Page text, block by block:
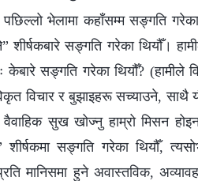
पछिल्लो भेलामा कहाँसम्म सङ्गति
शीर्षकबारे सङ्गति गरेका थियौँ।
केबारे सङ्गति गरेका थियौँ? (हामीले
विचार र बुझाइहरू सच्याउने, साथै
वैवाहिक सुख खोज्नु हाम्रो मिसन
शीर्षकमा सङ्गति गरेका थियौँ,
मानिसमा हुने अवास्तविक,